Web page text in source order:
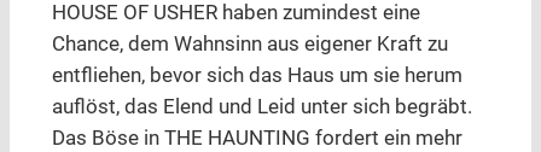
HOUSE OF USHER haben zumindest eine
Chance, dem Wahnsinn aus eigener Kraft zu
entfliehen, bevor sich das Haus um sie herum
auflöst, das Elend und Leid unter sich begräbt.
Das Böse in THE HAUNTING fordert ein mehr